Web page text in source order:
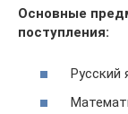
Основные
поступления:
Русский